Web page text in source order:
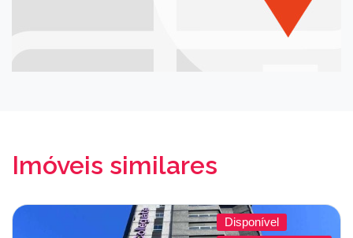
Imóveis similares
Disponível